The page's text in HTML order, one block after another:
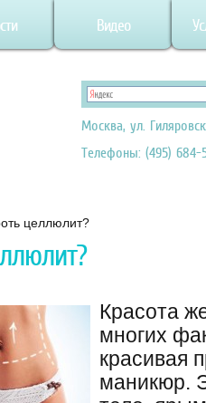
Видео
Москва, ул.
Телефоны: (495) 684-
целлюлит?
Красота
многих
красивая
маникюр.